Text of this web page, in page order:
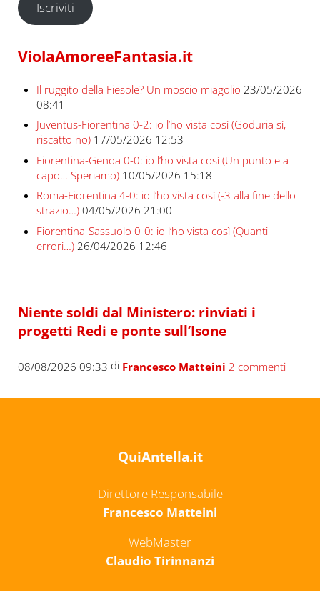
Iscriviti
ViolaAmoreeFantasia.it
Il ruggito della Fiesole? Un moscio miagolio 23/05/2026
08:41
Juventus-Fiorentina 0-2: io l’ho vista così (Goduria sì,
riscatto no) 17/05/2026 12:53
Fiorentina-Genoa 0-0: io l’ho vista così (Un punto e a
capo… Speriamo) 10/05/2026 15:18
Roma-Fiorentina 4-0: io l’ho vista così (-3 alla fine dello
strazio…) 04/05/2026 21:00
Fiorentina-Sassuolo 0-0: io l’ho vista così (Quanti
errori…) 26/04/2026 12:46
Niente soldi dal Ministero: rinviati i
progetti Redi e ponte sull’Isone
08/08/2026 09:33 di Francesco Matteini 2 commenti
QuiAntella.it
Direttore Responsabile
Francesco Matteini
WebMaster
Claudio Tirinnanzi